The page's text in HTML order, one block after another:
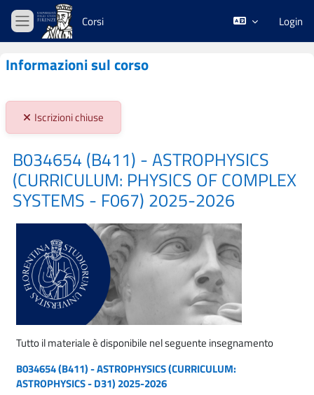
Vai al contenuto principale
Pannello laterale
Corsi Login
Informazioni sul corso
Stato iscrizioni:
Iscrizioni chiuse
B034654 (B411) - ASTROPHYSICS
(CURRICULUM: PHYSICS OF COMPLEX
SYSTEMS - F067) 2025-2026
Tutto il materiale è disponibile nel seguente insegnamento
B034654 (B411) - ASTROPHYSICS (CURRICULUM:
ASTROPHYSICS - D31) 2025-2026